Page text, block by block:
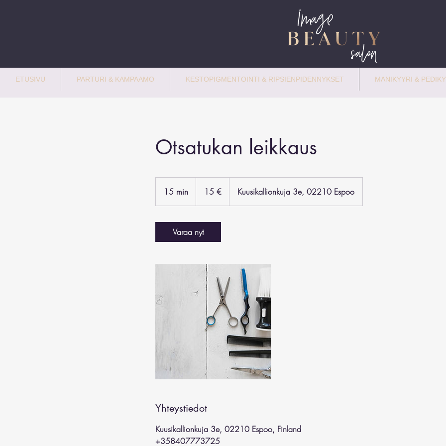
ETUSIVU PARTURI & KAMPAAMO KESTOPIGMENTOINTI & RIPSIENPIDENNYKSET MANIKYYRI &
Otsatukan leikkaus
15 min
5
n
15 € Kuusikallionkuja 3e, 02210 Espoo
Varaa nyt
Yhteystiedot
Kuusikallionkuja 3e, 02210 Espoo, Finland
+358407773725